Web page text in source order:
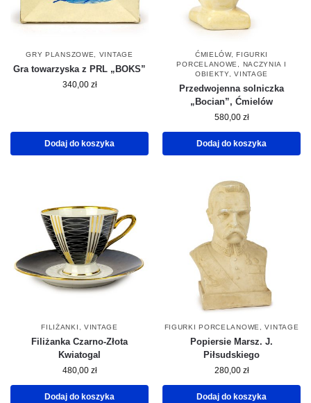
GRY PLANSZOWE VINTAGE
Gra towarzyska z PRL „BOKS”
340,00 zł
Dodaj do koszyka
ĆMIELÓW,FIGURKI
PORCELANOWE
NACZYNIA I
OBIEKTY,VINTAGE
Przedwojenna solniczka
„Bocian”, Ćmielów
580,00 zł
Dodaj do koszyka
FILIŻANKI VINTAGE
Filiżanka Czarno-Złota
Kwiatogal
480,00 zł
Dodaj do koszyka
FIGURKI PORCELANOWE ,VINTAGE
Popiersie Marsz. J.
Piłsudskiego
280,00 zł
Dodaj do koszyka